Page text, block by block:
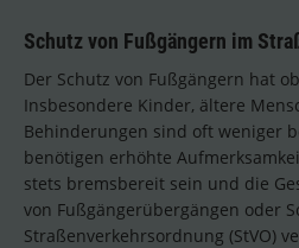
Schutz von Fußgängern im
Der Schutz von Fußgängern hat
Insbesondere Kinder, ältere
Behinderungen sind oft weniger
benötigen erhöhte
stets bremsbereit sein und die
von Fußgängerübergängen oder
Straßenverkehrsordnung (StVO)